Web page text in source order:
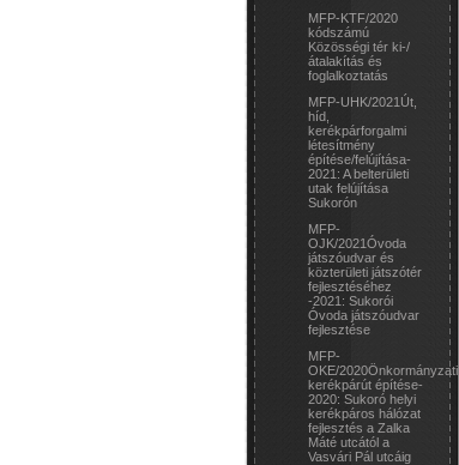
MFP-KTF/2020
kódszámú
Közösségi tér ki-/
átalakítás és
foglalkoztatás
MFP-UHK/2021Út,
híd,
kerékpárforgalmi
létesítmény
építése/felújítása-
2021: A belterületi
utak felújítása
Sukorón
MFP-
OJK/2021Óvoda
játszóudvar és
közterületi játszótér
fejlesztéséhez
-2021: Sukorói
Óvoda játszóudvar
fejlesztése
MFP-
OKE/2020Önkormányzati
kerékpárút építése-
2020: Sukoró helyi
kerékpáros hálózat
fejlesztés a Zalka
Máté utcától a
Vasvári Pál utcáig